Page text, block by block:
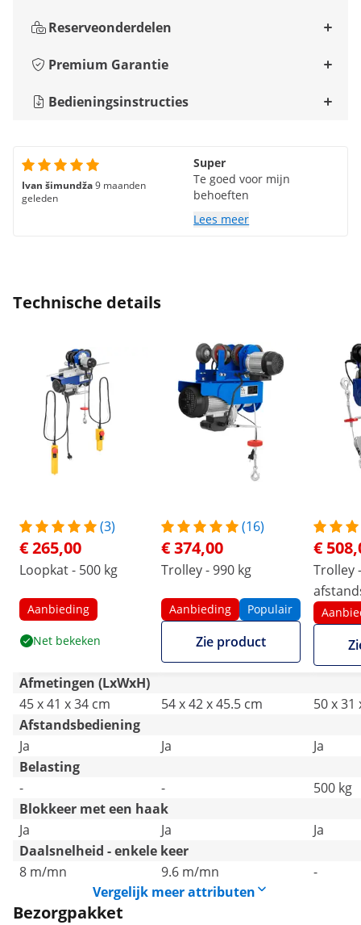
Reserveonderdelen
Premium Garantie
Bedieningsinstructies
Ivan šimundža9 maanden
geleden
Super
Te goed voor mijn
behoeften
Lees meer
Technische details
(3)
€ 265,00
Loopkat - 500 kg
Aanbieding
Net bekeken
(16)
€ 374,00
Trolley - 990 kg
Aanbieding Populair
Zie product
€
Trolley
Afmetingen (LxWxH)
45 x 41 x 34 cm
54 x 42 x 45.5 cm
50 x 31
Afstandsbediening
Ja
Ja
Ja
Belasting
-
-
500 kg
Blokkeer met een haak
Ja
Ja
Ja
Daalsnelheid - enkele keer
8 m/mn
9.6 m/mn
-
Vergelijk meer attributen
Bezorgpakket